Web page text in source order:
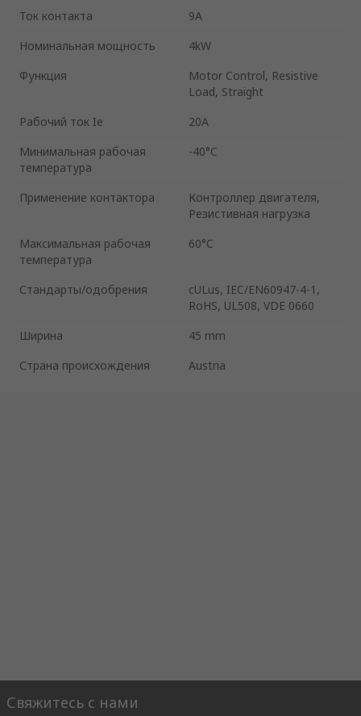
Ток контакта
9A
Номинальная мощность
4kW
Функция
Motor Control, Resistive
Load, Straight
Рабочий ток Ie
20A
Минимальная рабочая
температура
-40°C
Применение контактора
Контроллер двигателя,
Резистивная нагрузка
Максимальная рабочая
температура
60°C
Стандарты/одобрения
cULus, IEC/EN60947-4-1,
RoHS, UL508, VDE 0660
Ширина
45 mm
Страна происхождения
Austria
Свяжитесь с нами